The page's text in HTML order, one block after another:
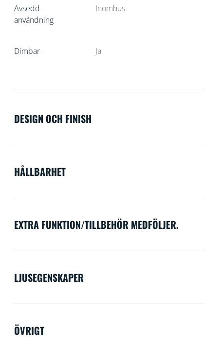
Avsedd
användning
Inomhus
Dimbar Ja
DESIGN OCH FINISH
HÅLLBARHET
EXTRA FUNKTION/TILLBEHÖR MEDFÖLJER.
LJUSEGENSKAPER
ÖVRIGT